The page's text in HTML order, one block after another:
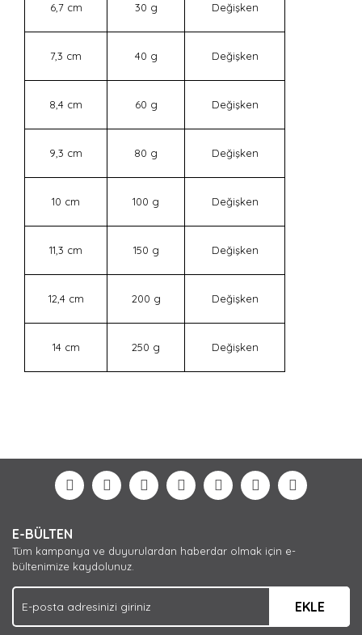
6,7 cm 30 g Değişken
7,3 cm 40 g Değişken
8,4 cm 60 g Değişken
9,3 cm 80 g Değişken
10 cm 100 g Değişken
11,3 cm 150 g Değişken
12,4 cm 200 g Değişken
14 cm 250 g Değişken
Yorum Yaz
formunu kullanarak tarafımıza iletebilirsiniz.
Görüş ve önerileriniz için teşekkür ederiz.
Ürün açıklamasında eksik bilgiler bulunuyor.
Ürün bilgilerinde hatalar bulunuyor.
Ürün fiyatı diğer sitelerden daha pahalı.
Bu ürüne benzer farklı alternatifler olmalı.
E-BÜLTEN
Tüm kampanya ve duyurulardan haberdar olmak için e-
bültenimize kaydolunuz.
EKLE